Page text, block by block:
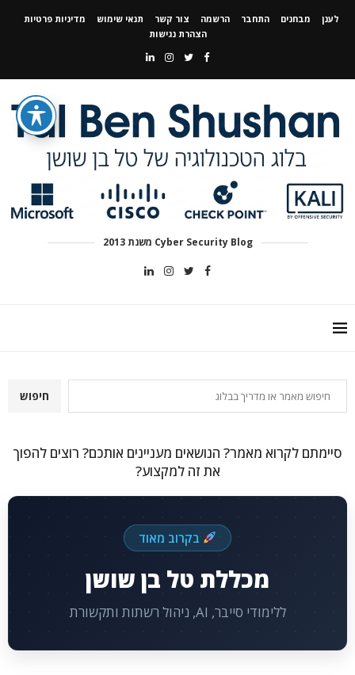
לענן מבחנים התחבר הרשמה צור קשר תנאי שימוש
מדיניות פרטיות
הצהרת נגישות
Cyber Security Blog משנת 2013
חיפוש
סיימתם לקרוא מאמר? הנושאים מעניינים אותכם? רוצים להפוך
את זה למקצוע?
בקרוב מאוד
מכללת טל בן שושן
ללימודי סייבר, AI, ניהול רשתות ותקשורת